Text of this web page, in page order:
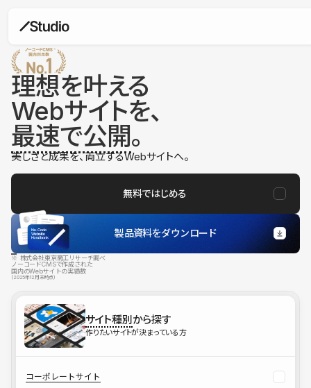
理想を叶える
Webサイトを、
最速で公開。
美しさと成果を、両立するWebサイトへ。
無料ではじめる
製品資料をダウンロード
※ 株式会社東京商工リサーチ調べ
ノーコードCMSで作成された
国内のWebサイトの実績数
（2025年12月末時点）
サイト種別から探す
作りたいサイトが決まっている方
コーポレートサイト